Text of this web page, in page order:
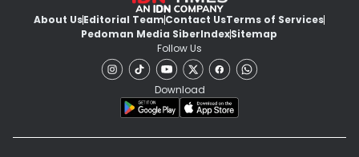
About UsEditorial TeamContact UsTerms of Services
Pedoman Media SiberIndexSitemap
Follow Us
Download